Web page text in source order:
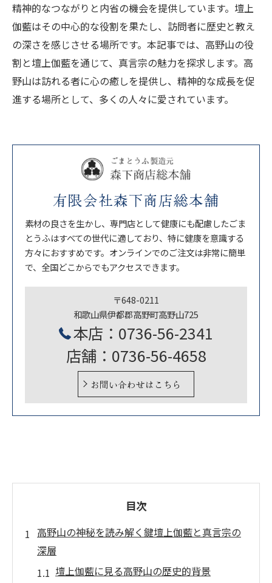
精神的なつながりと内省の機会を提供しています。壇上
伽藍はその中心的な役割を果たし、訪問者に歴史と教え
の深さを感じさせる場所です。本記事では、高野山の役
割と壇上伽藍を通じて、真言宗の魅力を探求します。高
野山は訪れる者に心の癒しを提供し、精神的な成長を促
進する場所として、多くの人々に愛されています。
有限会社森下商店総本舗
素材の良さを生かし、専門店として健康にも配慮したごま
とうふはすべての世代に適しており、特に健康を意識する
方々におすすめです。オンラインでのご注文は非常に簡単
で、全国どこからでもアクセスできます。
〒648-0211
和歌山県伊都郡高野町高野山725
本店：0736-56-2341
店舗：0736-56-4658
お問い合わせはこちら
目次
高野山の神秘を読み解く鍵壇上伽藍と真言宗の
深層
壇上伽藍に見る高野山の歴史的背景